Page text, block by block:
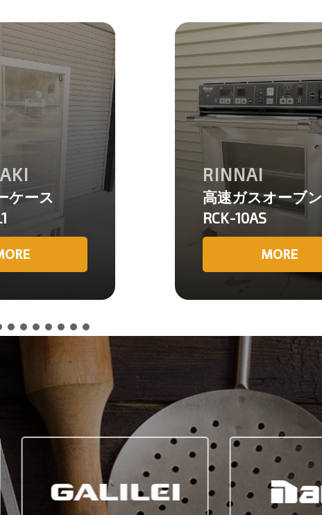
ケース
RINNAI
高速ガスオーブン
RCK-10AS
MORE